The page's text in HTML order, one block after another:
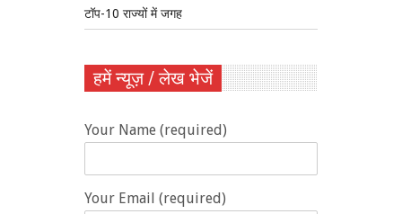
टॉप-10 राज्यों में जगह
हमें न्यूज़ / लेख भेजें
Your Name (required)
Your Email (required)